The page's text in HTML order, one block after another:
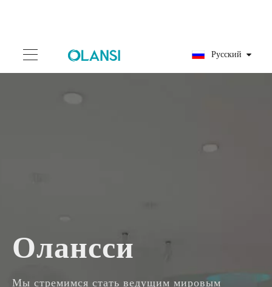
Pусский
Олансси
Мы стремимся стать ведущим мировым